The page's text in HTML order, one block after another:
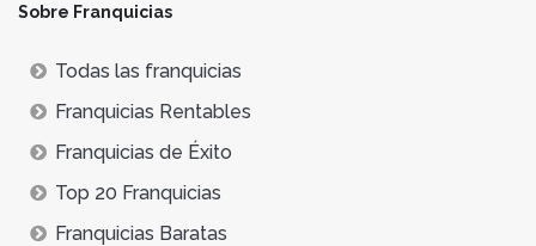
Sobre Franquicias
Todas las franquicias
Franquicias Rentables
Franquicias de Éxito
Top 20 Franquicias
Franquicias Baratas